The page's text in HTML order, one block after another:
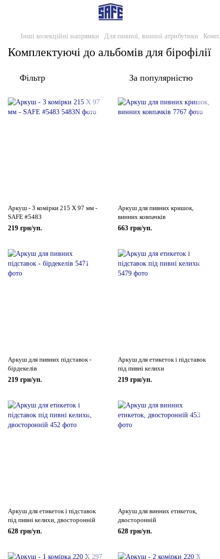
Інші колекційні напрямки Для пивної, винної атрибутики
Комплектуючі до альбомів для бірофілії
Фільтр За популярністю
Аркуш - 3 комірки 215 Х 97 мм -
SAFE #5483
219 грн/уп.
Аркуш для пивних кришок,
винних ковпачків
663 грн/уп.
Аркуш для пивних підставок -
бірдекелів
219 грн/уп.
Аркуш для етикеток і підставок
під пивні келихи
219 грн/уп.
Аркуш для етикеток і підставок
під пивні келихи, двосторонній
628 грн/уп.
Аркуш для винних етикеток,
двосторонній
628 грн/уп.